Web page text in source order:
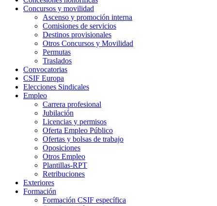
Concursos y movilidad
Ascenso y promoción interna
Comisiones de servicios
Destinos provisionales
Otros Concursos y Movilidad
Permutas
Traslados
Convocatorias
CSIF Europa
Elecciones Sindicales
Empleo
Carrera profesional
Jubilación
Licencias y permisos
Oferta Empleo Público
Ofertas y bolsas de trabajo
Oposiciones
Otros Empleo
Plantillas-RPT
Retribuciones
Exteriores
Formación
Formación CSIF específica